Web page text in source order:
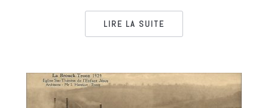
LIRE LA SUITE